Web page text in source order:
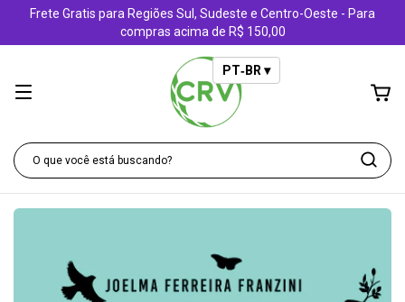
Frete Gratis para Regiões Sul, Sudeste e Centro-Oeste - Para
compras acima de R$ 150,00
PT‑BR ▾